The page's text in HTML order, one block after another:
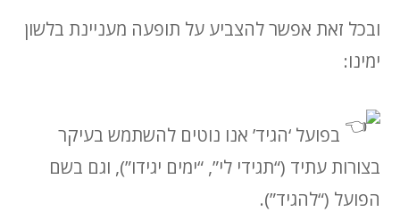
ובכל זאת אפשר להצביע על תופעה מעניינת בלשון
ימינו:
בפועל ‘הגיד’ אנו נוטים להשתמש בעיקר
בצורות עתיד (“תגידי לי”, “ימים יגידו”), וגם בשם
הפועל (“להגיד”).